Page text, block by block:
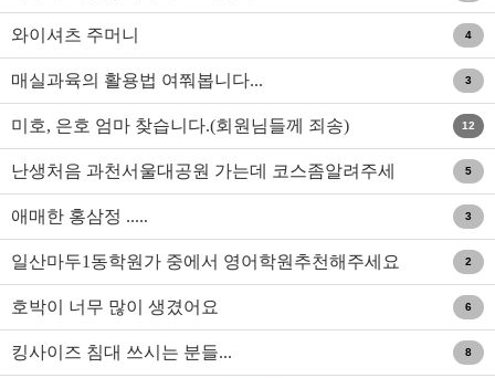
와이셔츠 주머니 4
매실과육의 활용법 여쭤봅니다... 3
미호, 은호 엄마 찾습니다.(회원님들께 죄송) 12
난생처음 과천서울대공원 가는데 코스좀알려주세
요~
5
애매한 홍삼정 ..... 3
일산마두1동학원가 중에서 영어학원추천해주세요
^^초5 중2
2
호박이 너무 많이 생겼어요 6
킹사이즈 침대 쓰시는 분들... 8